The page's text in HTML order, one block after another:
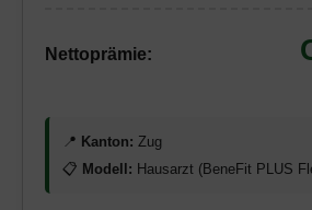
Nettoprämie:
📍 Kanton: Zug
📋 Modell: Hausarzt (BeneFit PLUS